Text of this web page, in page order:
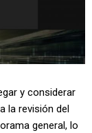
y considerar
la revisión del
general, lo